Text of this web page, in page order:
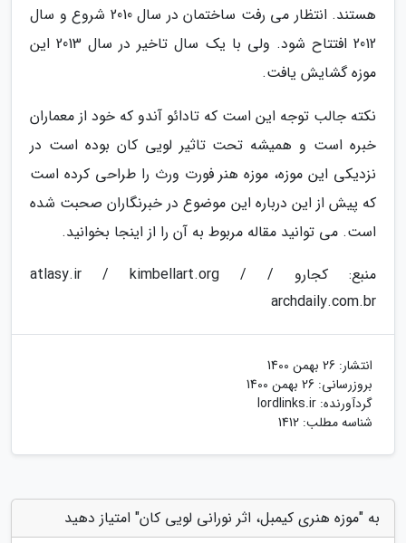
هستند. انتظار می رفت ساختمان در سال 2010 شروع و سال
2012 افتتاح شود. ولی با یک سال تاخیر در سال 2013 این
موزه گشایش یافت.
نکته جالب توجه این است که تادائو آندو که خود از معماران
خبره است و همیشه تحت تاثیر لویی کان بوده است در
نزدیکی این موزه، موزه هنر فورت ورث را طراحی کرده است
که پیش از این درباره این موضوع در خبرنگاران صحبت شده
است. می توانید مقاله مربوط به آن را از اینجا بخوانید.
منبع: کجارو / atlasy.ir / kimbellart.org /
archdaily.com.br
انتشار: 26 بهمن 1400
بروزرسانی: 26 بهمن 1400
گردآورنده: lordlinks.ir
شناسه مطلب: 1412
به "موزه هنری کیمبل، اثر نورانی لویی کان" امتیاز دهید